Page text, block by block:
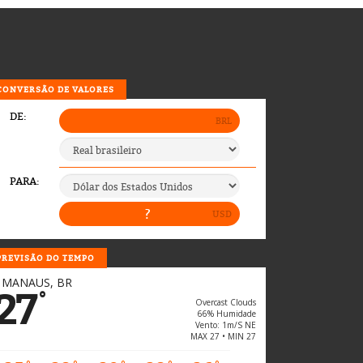
DE VALORES
DO TEMPO
MANAUS, BR
°
Overcast Clouds
66% Humidade
Vento: 1m/s NE
MAX 27 • MIN 27